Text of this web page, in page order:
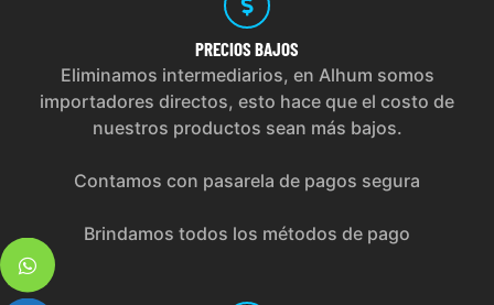
PRECIOS BAJOS
Eliminamos intermediarios, en Alhum somos
importadores directos, esto hace que el costo de
nuestros productos sean más bajos.
Contamos con pasarela de pagos segura
Brindamos todos los métodos de pago